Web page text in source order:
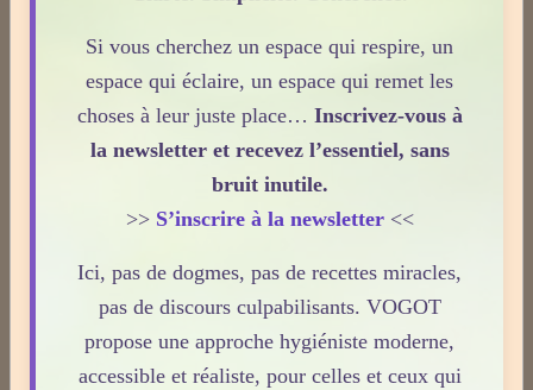
Nuage de mots-clés
naturel individu energie consommer
vogot
naturopathie
techniques naturopathe
bien-être
santé naturelle nutrition
prévention
immunité blog vitamine vitalité
Témoignages
Si vous cherchez un espace qui respire, un
espace qui éclaire, un espace qui remet les
choses à leur juste place… Inscrivez-vous à
la newsletter et recevez l’essentiel, sans
bruit inutile.
>> S’inscrire à la newsletter<<
Ici, pas de dogmes, pas de recettes miracles,
pas de discours culpabilisants. VOGOT
propose une approche hygiéniste moderne,
accessible et réaliste, pour celles et ceux qui